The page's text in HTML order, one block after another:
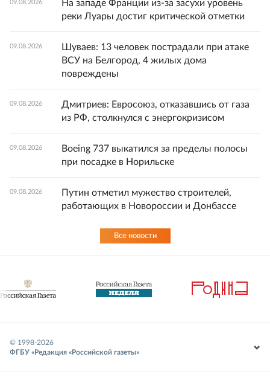
09.08.2026
На западе Франции из-за засухи уровень
реки Луары достиг критической отметки
09.08.2026
Шуваев: 13 человек пострадали при атаке
ВСУ на Белгород, 4 жилых дома
повреждены
09.08.2026
Дмитриев: Евросоюз, отказавшись от газа
из РФ, столкнулся с энергокризисом
09.08.2026
Boeing 737 выкатился за пределы полосы
при посадке в Норильске
09.08.2026
Путин отметил мужество строителей,
работающих в Новороссии и Донбассе
Все новости
© 1998-2026
ФГБУ «Редакция «Российской газеты»